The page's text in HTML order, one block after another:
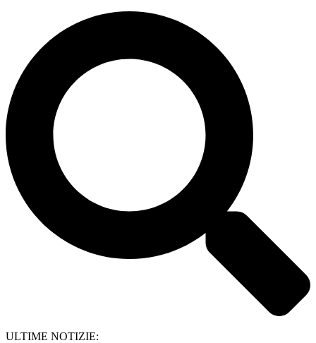
ULTIME NOTIZIE: